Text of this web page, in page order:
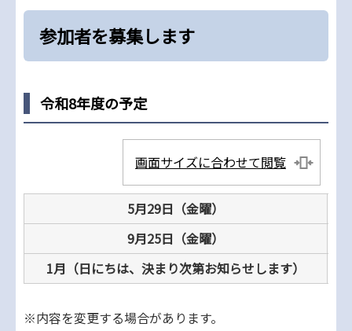
参加者を募集します
令和8年度の予定
画面サイズに合わせて閲覧
5月29日（金曜）
9月25日（金曜）
1月（日にちは、決まり次第お知らせします）
※内容を変更する場合があります。